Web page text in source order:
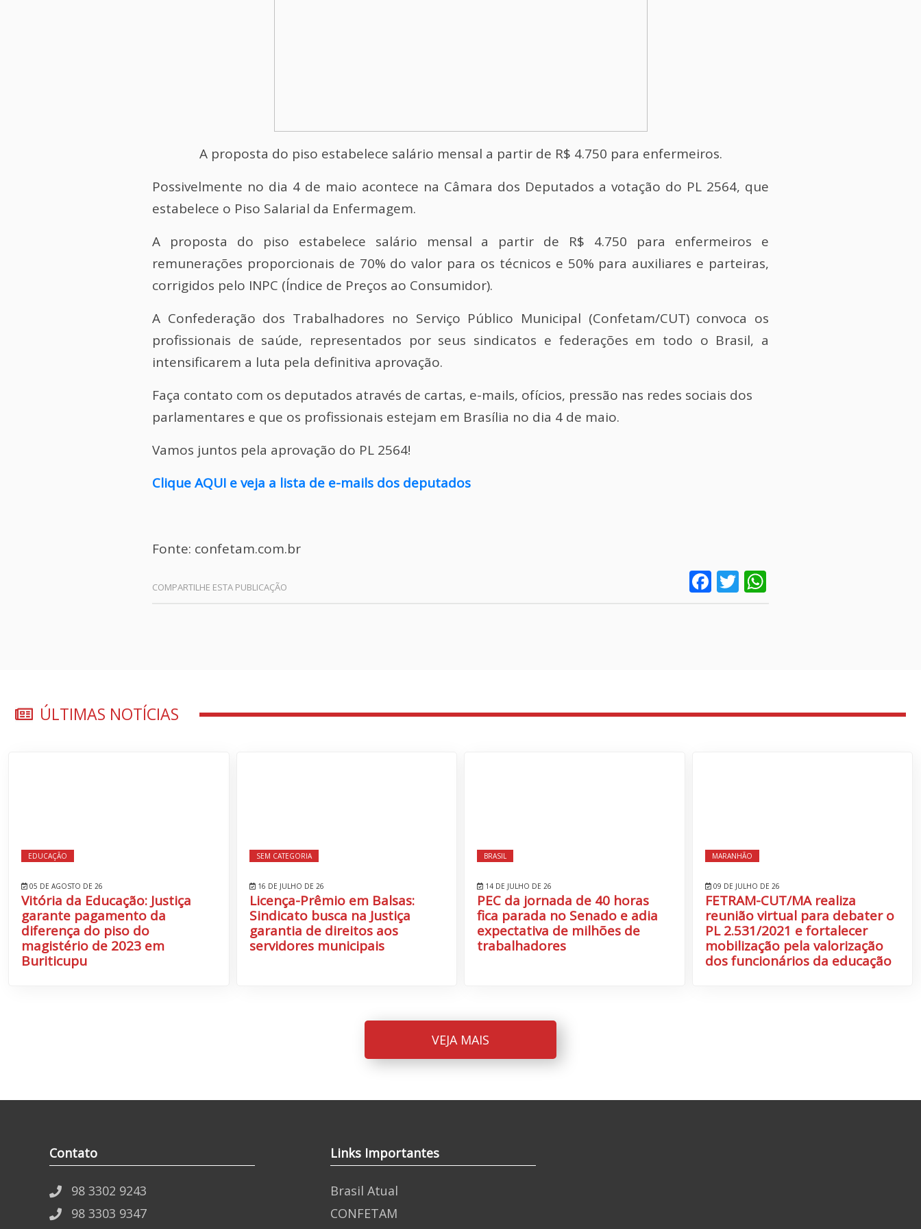
A proposta do piso estabelece salário mensal a partir de R$ 4.750 para enfermeiros.
Possivelmente no dia 4 de maio acontece na Câmara dos Deputados a votação do PL 2564, que
estabelece o Piso Salarial da Enfermagem.
A proposta do piso estabelece salário mensal a partir de R$ 4.750 para enfermeiros e
remunerações proporcionais de 70% do valor para os técnicos e 50% para auxiliares e parteiras,
corrigidos pelo INPC (Índice de Preços ao Consumidor).
A Confederação dos Trabalhadores no Serviço Público Municipal (Confetam/CUT) convoca os
profissionais de saúde, representados por seus sindicatos e federações em todo o Brasil, a
intensificarem a luta pela definitiva aprovação.
Faça contato com os deputados através de cartas, e-mails, ofícios, pressão nas redes sociais dos
parlamentares e que os profissionais estejam em Brasília no dia 4 de maio.
Vamos juntos pela aprovação do PL 2564!
Clique AQUI e veja a lista de e-mails dos deputados
Fonte: confetam.com.br
Facebook
Twitter
ÚLTIMAS NOTÍCIAS
EDUCAÇÃO
05 DE AGOSTO DE 26
Vitória da Educação: Justiça
garante pagamento da
diferença do piso do
magistério de 2023 em
Buriticupu
SEM CATEGORIA
16 DE JULHO DE 26
Licença-Prêmio em Balsas:
Sindicato busca na Justiça
garantia de direitos aos
servidores municipais
BRASIL
14 DE JULHO DE 26
PEC da jornada de 40 horas
fica parada no Senado e adia
expectativa de milhões de
trabalhadores
MARANHÃO
09 DE JULHO DE 26
FETRAM-CUT/MA realiza
reunião virtual para debater o
PL 2.531/2021 e fortalecer
mobilização pela valorização
dos funcionários da educação
VEJA MAIS
Contato
98 3302 9243
98 3303 9347
Links Importantes
Brasil Atual
CONFETAM